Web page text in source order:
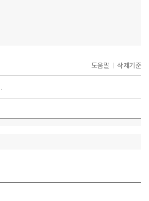
도움말 삭제기준